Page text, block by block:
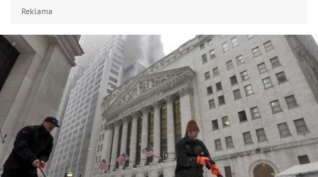
Reklama